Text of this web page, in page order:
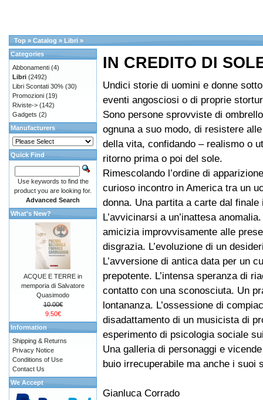
Top » Catalog » Libri »
IN CREDITO DI
Undici storie di uomini e donne
eventi angosciosi o di proprie
Sono persone sprovviste di
ognuna a suo modo, di resistere
della vita, confidando – realismo o
ritorno prima o poi del sole.
Rimescolando l’ordine di
curioso incontro in America tra un
donna. Una partita a carte dal finale
L’avvicinarsi a un’inattesa
amicizia improvvisamente alle
disgrazia. L’evoluzione di un
L’avversione di antica data per un
prepotente. L’intensa speranza di
contatto con una sconosciuta. Un
lontananza. L’ossessione di
disadattamento di un musicista di
esperimento di psicologia sociale
Una galleria di personaggi e
buio irrecuperabile ma anche i suoi
Gianluca Corrado
Categories
Abbonamenti (4)
Libri (2492)
Libri Scontati 30% (30)
Promozioni (19)
Riviste-> (142)
Gadgets (2)
Manufacturers
Quick Find
Use keywords to find the
product you are looking for.
Advanced Search
What's New?
ACQUE E TERRE in
memporia di Salvatore
Quasimodo
10.00€
9.50€
Information
Shipping & Returns
Privacy Notice
Conditions of Use
Contact Us
We Accept